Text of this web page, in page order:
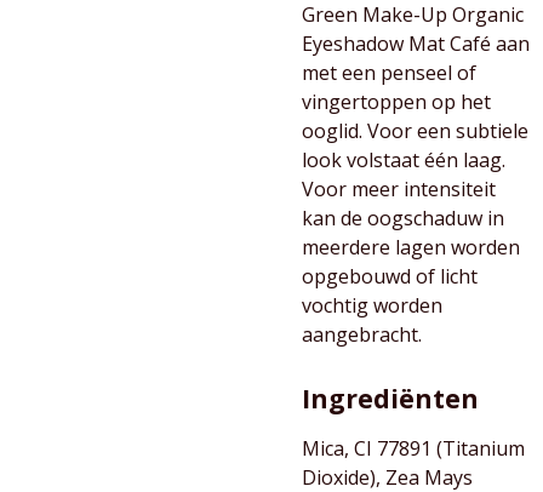
Green Make-Up Organic
Eyeshadow Mat Café aan
met een penseel of
vingertoppen op het
ooglid. Voor een subtiele
look volstaat één laag.
Voor meer intensiteit
kan de oogschaduw in
meerdere lagen worden
opgebouwd of licht
vochtig worden
aangebracht.
Ingrediënten
Mica, CI 77891 (Titanium
Dioxide), Zea Mays